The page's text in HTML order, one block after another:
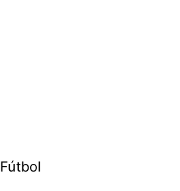
Fútbol